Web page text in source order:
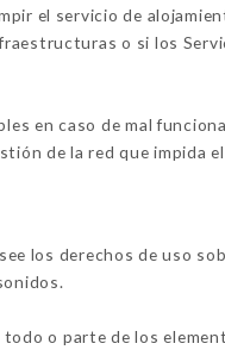
el servicio de
o si los
en caso de mal
de la red que impida
los derechos de uso
o parte de los